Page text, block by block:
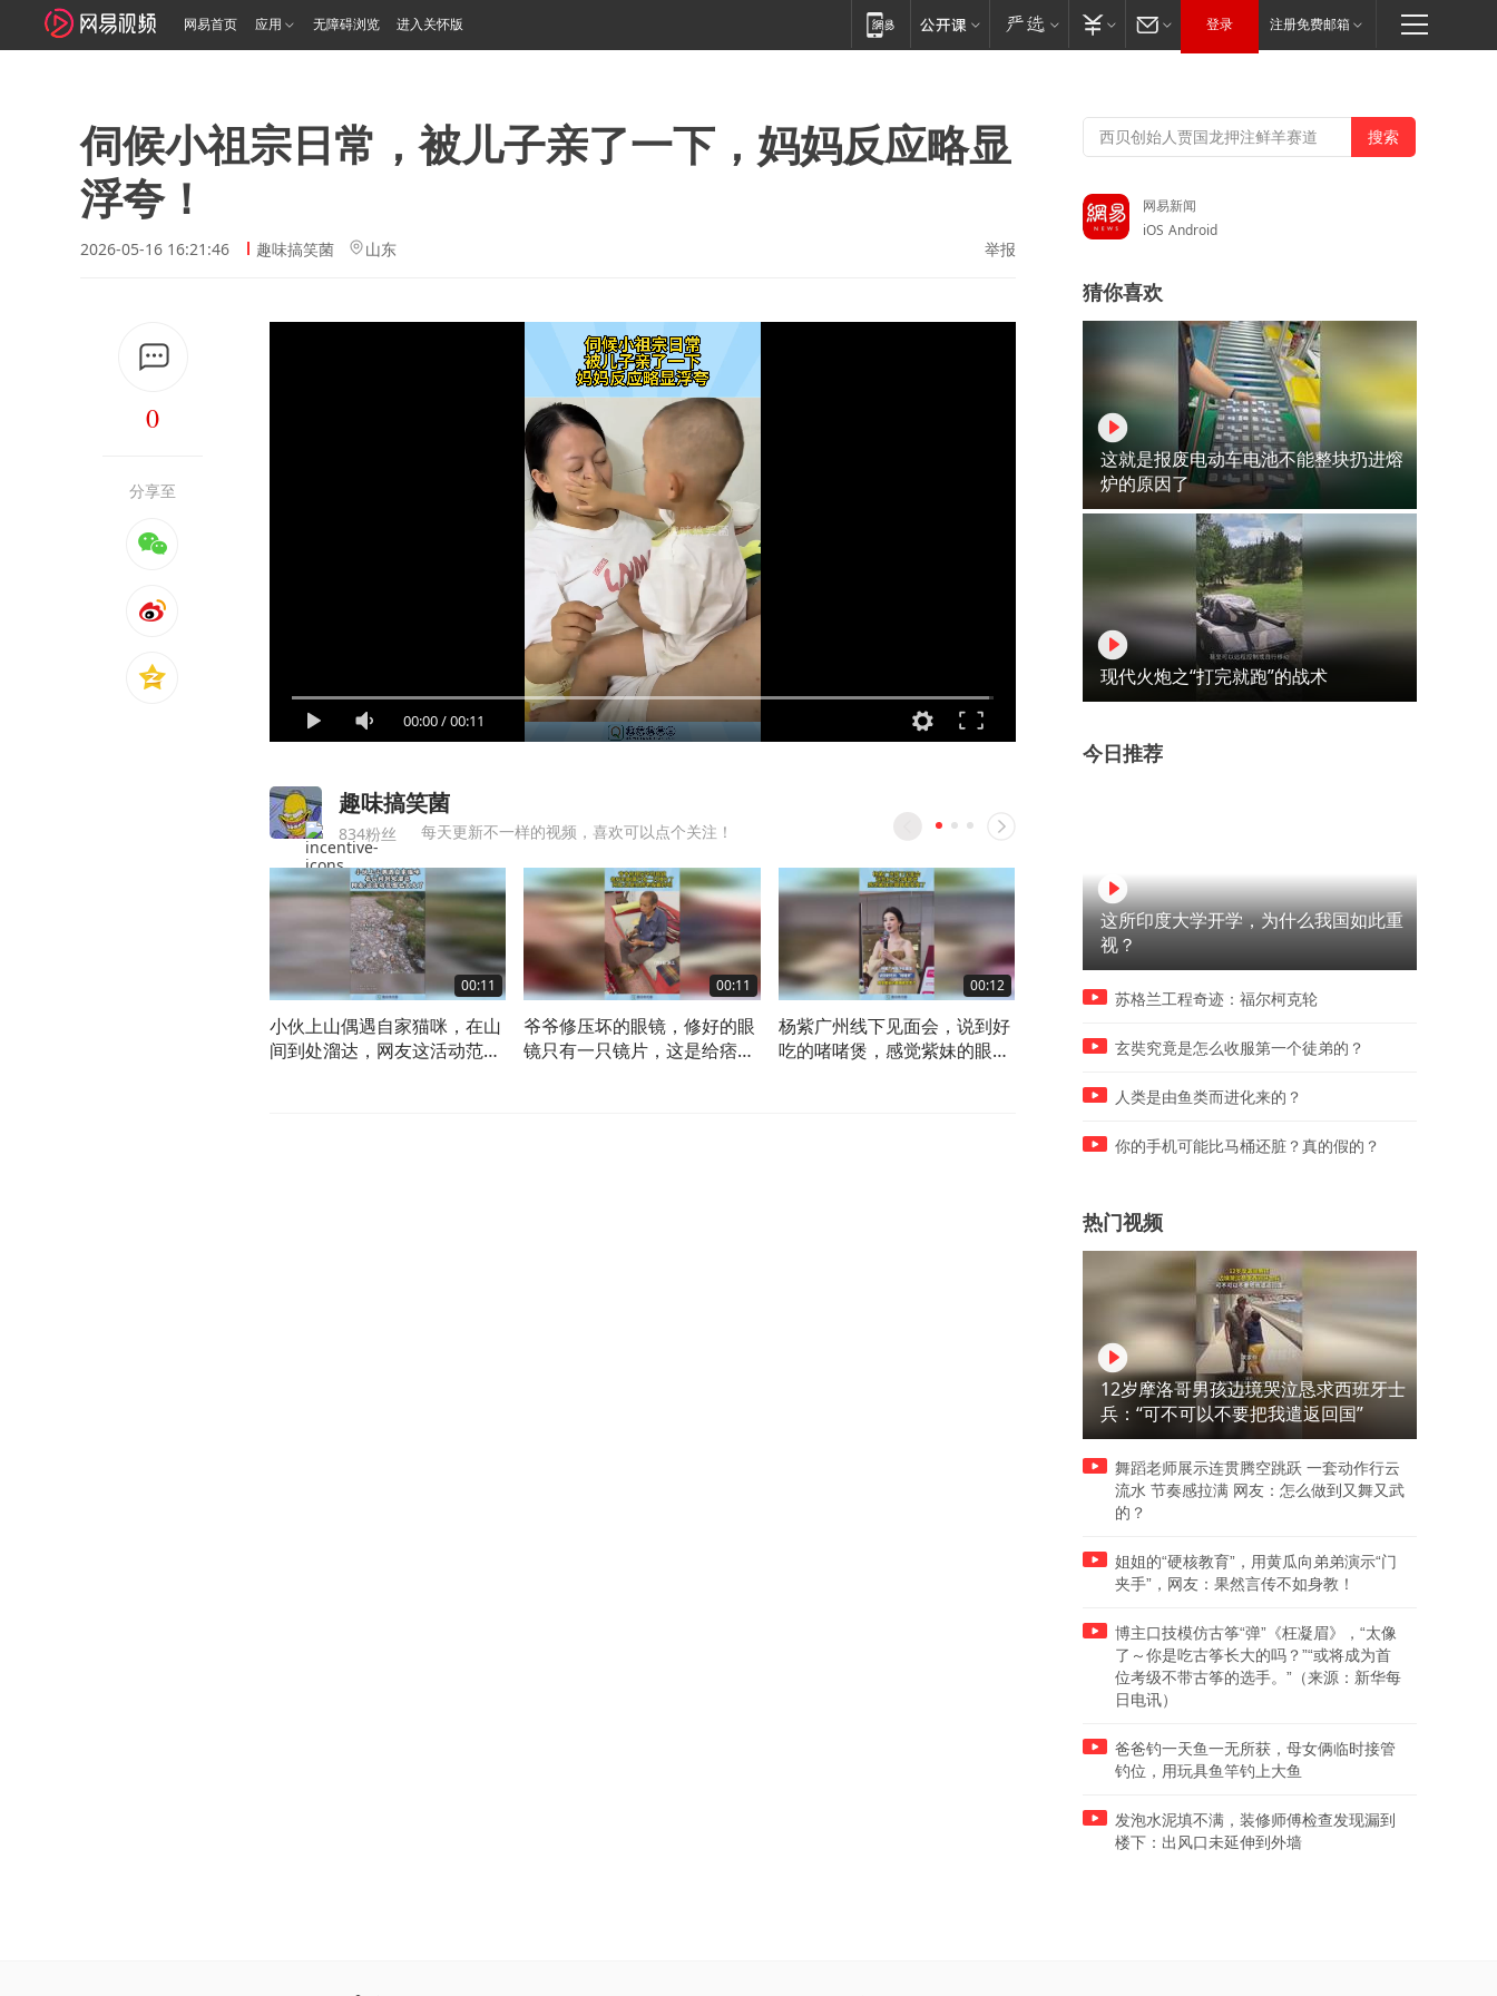
网易首页 应用 无障碍浏览 进入关怀版 登录 注册免费邮箱
伺候小祖宗日常，被儿子亲了一下，妈妈反应略显
浮夸！
2026-05-16 16:21:46 趣味搞笑菌 山东 举报
0
分享至
00:00/00:11
趣味搞笑菌
834粉丝 每天更新不一样的视频，喜欢可以点个关注！
00:11
小伙上山偶遇自家猫咪，在山
间到处溜达，网友这活动范围
00:11
爷爷修压坏的眼镜，修好的眼
镜只有一只镜片，这是给痞老
00:12
杨紫广州线下见面会，说到好
吃的啫啫煲，感觉紫妹的眼睛
记螺丝位置，老师傅一张纸板
貌的老司机，遇到这种情况
网易新闻
iOS Android
猜你喜欢
这就是报废电动车电池不能整块扔进熔
炉的原因了
现代火炮之“打完就跑”的战术
今日推荐
这所印度大学开学，为什么我国如此重
视？
苏格兰工程奇迹：福尔柯克轮
玄奘究竟是怎么收服第一个徒弟的？
人类是由鱼类而进化来的？
你的手机可能比马桶还脏？真的假的？
热门视频
12岁摩洛哥男孩边境哭泣恳求西班牙士
兵：“可不可以不要把我遣返回国”
舞蹈老师展示连贯腾空跳跃 一套动作行云
流水 节奏感拉满 网友：怎么做到又舞又武
的？
姐姐的“硬核教育”，用黄瓜向弟弟演示“门
夹手”，网友：果然言传不如身教！
博主口技模仿古筝“弹”《枉凝眉》，“太像
了～你是吃古筝长大的吗？”“或将成为首
位考级不带古筝的选手。”（来源：新华每
日电讯）
爸爸钓一天鱼一无所获，母女俩临时接管
钓位，用玩具鱼竿钓上大鱼
发泡水泥填不满，装修师傅检查发现漏到
楼下：出风口未延伸到外墙